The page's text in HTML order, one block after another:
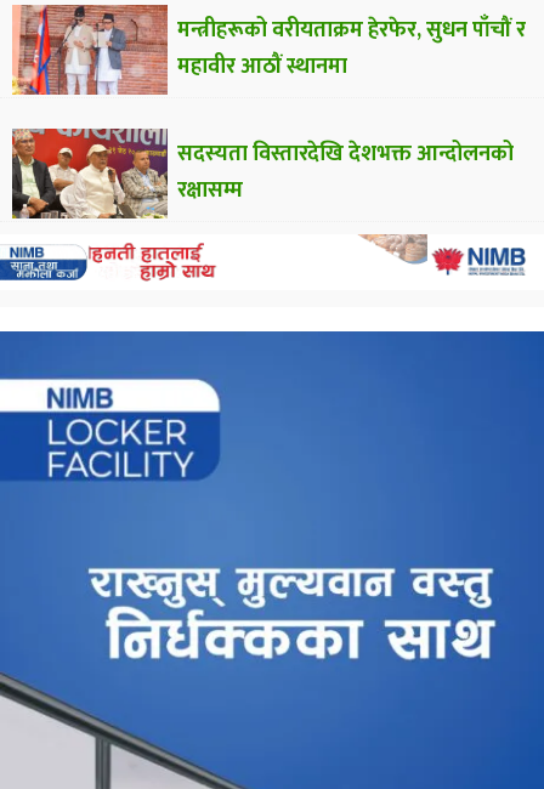
मन्त्रीहरूको वरीयताक्रम हेरफेर, सुधन पाँचौं र
महावीर आठौं स्थानमा
सदस्यता विस्तारदेखि देशभक्त आन्दोलनको
रक्षासम्म